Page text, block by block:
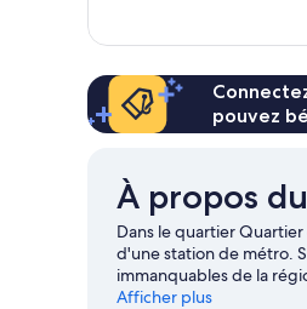
pouvez
À propos
Dans le quartier
d'une station de métro.
immanquables de la
également à ajouter
Afficher plus